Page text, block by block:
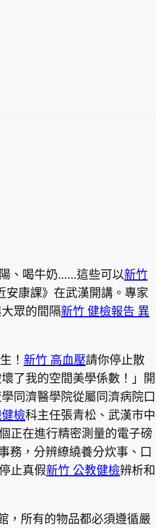
、喝牛奶……這些可以新竹
安康課》在武漢開講。專家
眾的間隔新竹 健檢報告 異
！ 新竹 高血壓請你停止散
了我的空間美學係數！」開
同濟醫學院從屬同濟病院口
檢科主任張青松、武漢市中
正在進行精密測量的電子磅
務，分辨繚繞養分炊事、口
止真假新竹 公教健檢辨析和
，所有的物品都必須遵循嚴